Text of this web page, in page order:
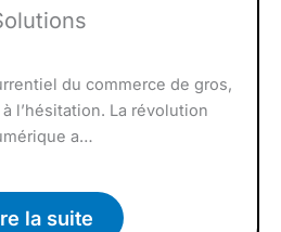
du commerce de gros,
à l’hésitation. La révolution
a…
la suite